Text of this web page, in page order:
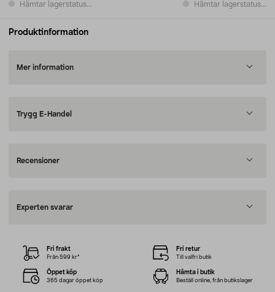
Hämtar lagerstatus... Hämtar lagerstatus...
Produktinformation
Mer information
Trygg E-Handel
Recensioner
Experten svarar
Fri frakt
Från 599 kr*
Fri retur
Till valfri butik
Öppet köp
365 dagar öppet köp
Hämta i butik
Beställ online, från butikslager